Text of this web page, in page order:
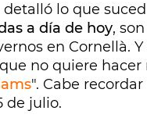
lo que
a día de hoy,
en Cornellà.
no quiere hacer
". Cabe
de julio.